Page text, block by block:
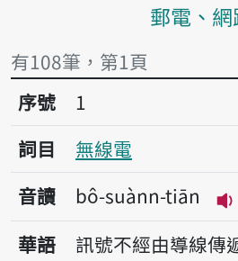
主內
郵電、網
有108筆，第1頁
序號1無線電
序號
1
詞目
無線電
音讀
bô-suànn-tiān
華語
訊號不經由導線傳